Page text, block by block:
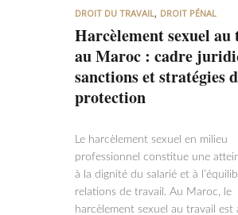
DROIT DU TRAVAIL, DROIT PÉNAL
Harcèlement sexuel
au Maroc : cadre
sanctions et stratégies
protection
Le harcèlement sexuel en milieu
professionnel constitue une
à la dignité du salarié et à
relations de travail. Au Maroc, le
harcèlement sexuel au travail est